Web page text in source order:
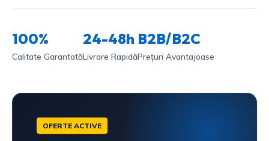
100%
Calitate Garantată
24-48h
Livrare Rapidă
B2B/B2C
Prețuri Avantajoase
OFERTE ACTIVE